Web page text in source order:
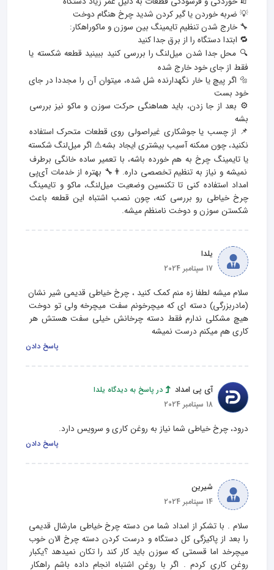
🔍 محل جدا شدن میل‌لنگ را بررسی کنید ببینید قطعه شکسته یا
🔩 اگر پیچ یا خار نگهدارنده شل شده، میتوان آن را مجددا در جای
⚙️ بعد از جا زدن، باید هماهنگی حرکت سوزن و ماکو نیز بررسی
📌 از چسب یا جوشکاری غیراصولی روی قطعات متحرک استفاده
نکنید، چون ممکنه آسیب بیشتری ایجاد بشه⚠️ اگر میل‌لنگ شکسته
یا تایمینگ چرخ به هم خورده باشه، با تعمیر ساده خانگی برطرف
نمیشه و نیاز به تنظیم تخصصی داره.👨‍🔧 بهتره از خدمات آی‌پی
امداد استفاده کنی تا تکنسین وضعیت میل‌لنگ، ماکو و تایمینگ
چرخ خیاطی رو بررسی کنه، چون نصب اشتباه این قطعه باعث
شکستن سوزن و دوخت نامنظم میشه.
یلدا
17 سپتامبر 2024
سلام میشه لطفا زه منم کمک کنید ، چرخ خیاطی قدیمی شیر نشان
(مادربزرگی) دسته ای که میچرخونم سفت میچرخه ولی تو دوخت
هیچ مشکلی ندارم فقط دسته چرخانش خیلی سفت هستش هر
کاری هم میکنم درست نمیشه
پاسخ دادن
آی پی امداد
در پاسخ به دیدگاه یلدا
18 سپتامبر 2024
درود، چرخ خیاطی شما نیاز به روغن کاری و سرویس دارد.
پاسخ دادن
شیرین
14 سپتامبر 2024
سلام . با تشکر از امداد شما من دسته چرخ خیاطی مارشال قدیمی
را بعد از پاکیزگی کل دستگاه و درست کردن دسته چرخ الان خوب
میچرخد اما قسمتی که سوزن باید کار کند را تکان نمیدهد ؟یکبار
روغن کاری کردم . اگر با روغن اشتباه انجام داده باشم راهکار